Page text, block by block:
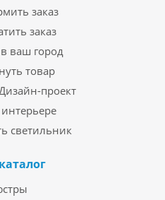
заказ
заказ
ваш город
товар
проект
светильник